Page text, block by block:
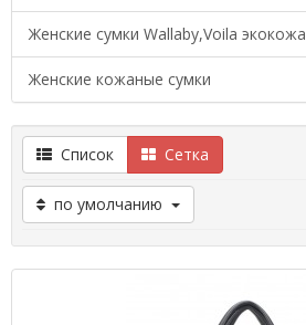
Женские сумки Wallaby,Voila экокожа
Женские кожаные сумки
Список Сетка
по умолчанию